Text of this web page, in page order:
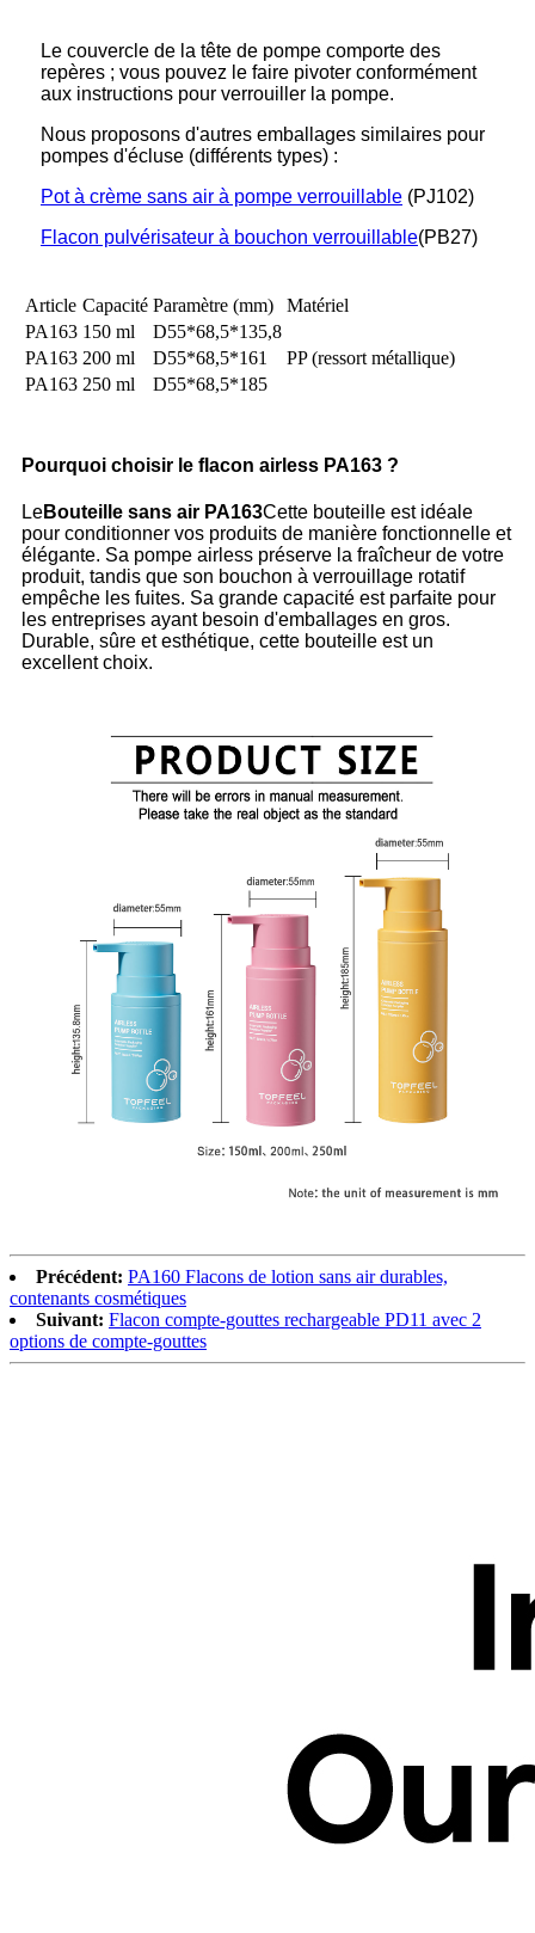
Le couvercle de la tête de pompe comporte des
repères ; vous pouvez le faire pivoter conformément
aux instructions pour verrouiller la pompe.
Nous proposons d'autres emballages similaires pour
pompes d'écluse (différents types) :
Pot à crème sans air à pompe verrouillable (PJ102)
Flacon pulvérisateur à bouchon verrouillable(PB27)
Article Capacité Paramètre (mm)
Matériel
PA163 150 ml
D55*68,5*135,8
PP (ressort métallique)
PA163 200 ml
D55*68,5*161
PA163 250 ml D55*68,5*185
Pourquoi choisir le flacon airless PA163 ?
LeBouteille sans air PA163Cette bouteille est idéale
pour conditionner vos produits de manière fonctionnelle et
élégante. Sa pompe airless préserve la fraîcheur de votre
produit, tandis que son bouchon à verrouillage rotatif
empêche les fuites. Sa grande capacité est parfaite pour
les entreprises ayant besoin d'emballages en gros.
Durable, sûre et esthétique, cette bouteille est un
excellent choix.
Précédent: PA160 Flacons de lotion sans air durables,
contenants cosmétiques
Suivant: Flacon compte-gouttes rechargeable PD11 avec 2
options de compte-gouttes